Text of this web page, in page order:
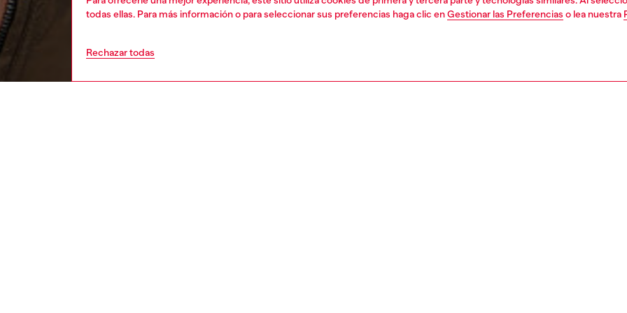
todas ellas. Para más información o para seleccionar sus preferencias haga clic enGestionar las Preferencias o lea nuestra
Rechazar todas